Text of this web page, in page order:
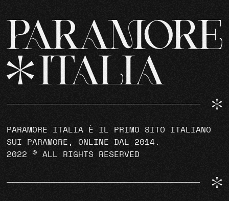
PARAMORE ITALIA È IL PRIMO SITO ITALIANO
SUI PARAMORE, ONLINE DAL 2014.
2022 © ALL RIGHTS RESERVED